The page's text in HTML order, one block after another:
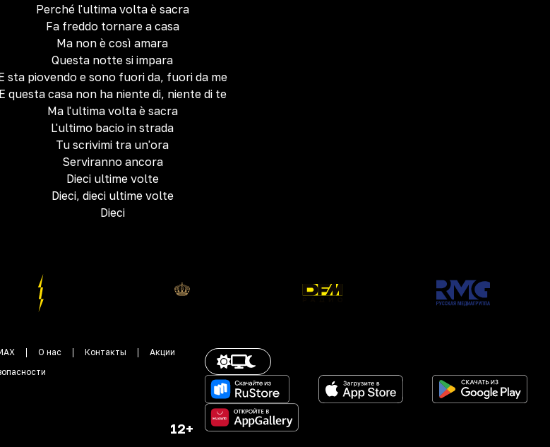
Perché l'ultima volta è sacra
Fa freddo tornare a casa
Ma non è così amara
Questa notte si impara
sta piovendo e sono fuori da, fuori da me
E questa casa non ha niente di, niente di te
Ma l'ultima volta è sacra
L'ultimo bacio in strada
Tu scrivimi tra un'ora
Serviranno ancora
Dieci ultime volte
Dieci, dieci ultime volte
Dieci
О нас Контакты
Акции
12+